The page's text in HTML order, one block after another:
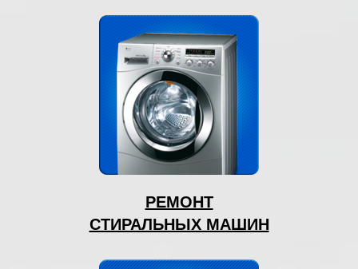
РЕМОНТ
СТИРАЛЬНЫХ МАШИН